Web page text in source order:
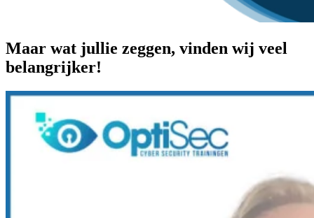
Maar wat jullie zeggen, vinden wij veel
belangrijker!